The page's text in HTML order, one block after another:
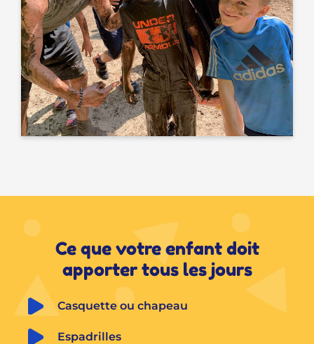
Ce que votre enfant doit
apporter tous les jours
Casquette ou chapeau
Espadrilles